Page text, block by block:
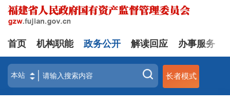
首页 机构职能 政务公开 解读回应 办事服务
长者模式